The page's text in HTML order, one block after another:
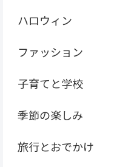
ハロウィン
ファッション
子育てと学校
季節の楽しみ
旅行とおでかけ